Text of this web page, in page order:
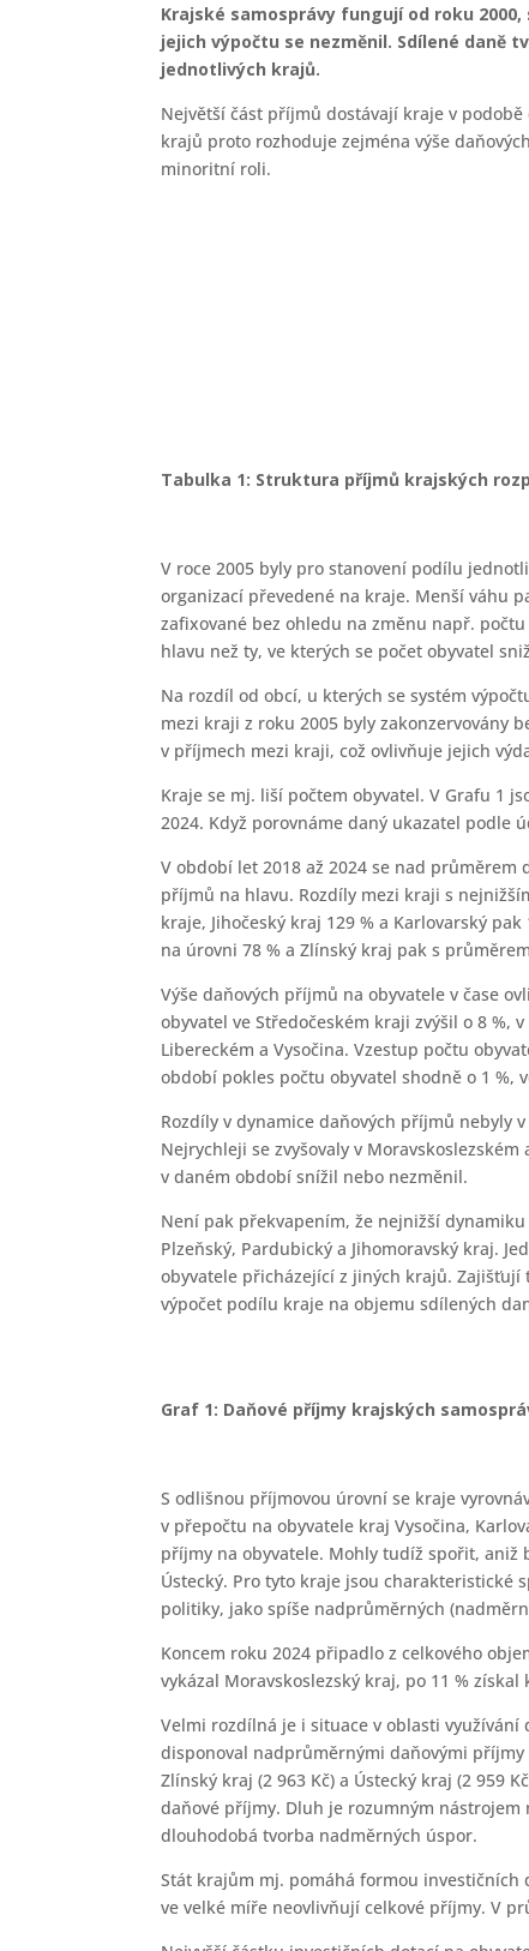
Krajské samosprávy fungují od roku
jejich výpočtu se nezměnil. Sdílené daně
jednotlivých krajů.
Největší část příjmů dostávají kraje v
krajů proto rozhoduje zejména výše
minoritní roli.
Tabulka 1: Struktura příjmů krajských
V roce 2005 byly pro stanovení podílu
organizací převedené na kraje. Menší váhu
zafixované bez ohledu na změnu např.
hlavu než ty, ve kterých se počet obyvatel
Na rozdíl od obcí, u kterých se systém
mezi kraji z roku 2005 byly zakonzervovány
v příjmech mezi kraji, což ovlivňuje jejich
Kraje se mj. liší počtem obyvatel. V Grafu 1
2024. Když porovnáme daný ukazatel podle
V období let 2018 až 2024 se nad
příjmů na hlavu. Rozdíly mezi kraji s
kraje, Jihočeský kraj 129 % a Karlovarský
na úrovni 78 % a Zlínský kraj pak s
Výše daňových příjmů na obyvatele v čase
obyvatel ve Středočeském kraji zvýšil o 8 %,
Libereckém a Vysočina. Vzestup počtu
období pokles počtu obyvatel shodně o 1 %,
Rozdíly v dynamice daňových příjmů nebyly
Nejrychleji se zvyšovaly v
v daném období snížil nebo nezměnil.
Není pak překvapením, že nejnižší
Plzeňský, Pardubický a Jihomoravský kraj.
obyvatele přicházející z jiných krajů.
výpočet podílu kraje na objemu sdílených
Graf 1: Daňové příjmy krajských
S odlišnou příjmovou úrovní se kraje
v přepočtu na obyvatele kraj Vysočina,
příjmy na obyvatele. Mohly tudíž spořit, aniž
Ústecký. Pro tyto kraje jsou charakteristické
politiky, jako spíše nadprůměrných
Koncem roku 2024 připadlo z celkového
vykázal Moravskoslezský kraj, po 11 % získal
Velmi rozdílná je i situace v oblasti využívání
disponoval nadprůměrnými daňovými
Zlínský kraj (2 963 Kč) a Ústecký kraj (2 959
daňové příjmy. Dluh je rozumným
dlouhodobá tvorba nadměrných úspor.
Stát krajům mj. pomáhá formou investičních
ve velké míře neovlivňují celkové příjmy. V